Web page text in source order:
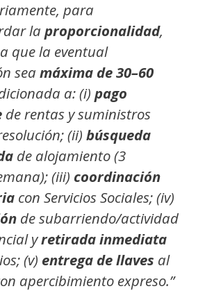
para
la proporcionalidad,
que la eventual
sea máxima de 30–60
a: (i) pago
de rentas y suministros
(ii) búsqueda
de alojamiento (3
(iii) coordinación
con Servicios Sociales; (iv)
de subarriendo/actividad
yretirada inmediata
(v) entrega de llaves al
apercibimiento expreso.”